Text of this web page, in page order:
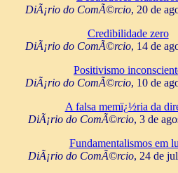
DiÃ¡rio do ComÃ©rcio, 20 de
Credibilidade zero
DiÃ¡rio do ComÃ©rcio, 14 de
Positivismo
DiÃ¡rio do ComÃ©rcio, 10 de
A falsa memï¿½ria da
DiÃ¡rio do ComÃ©rcio, 3 de
Fundamentalismos em
DiÃ¡rio do ComÃ©rcio, 24 de